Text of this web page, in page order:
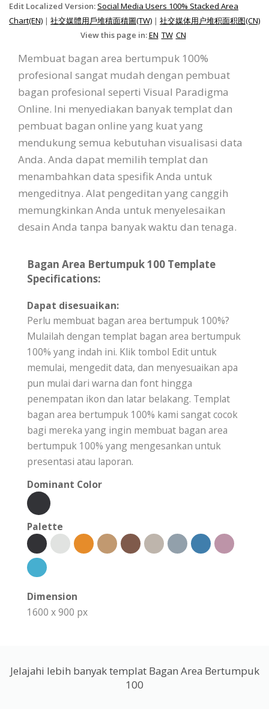
Edit Localized Version: Social Media Users 100% Stacked Area
Chart(EN) | 社交媒體用戶堆積面積圖(TW) | 社交媒体用户堆积面积图(CN)
View this page in:EN TW CN
Membuat bagan area bertumpuk 100%
profesional sangat mudah dengan pembuat
bagan profesional seperti Visual Paradigma
Online. Ini menyediakan banyak templat dan
pembuat bagan online yang kuat yang
mendukung semua kebutuhan visualisasi data
Anda. Anda dapat memilih templat dan
menambahkan data spesifik Anda untuk
mengeditnya. Alat pengeditan yang canggih
memungkinkan Anda untuk menyelesaikan
desain Anda tanpa banyak waktu dan tenaga.
Bagan Area Bertumpuk 100 Template
Specifications:
Dapat disesuaikan:
Perlu membuat bagan area bertumpuk 100%?
Mulailah dengan templat bagan area bertumpuk
100% yang indah ini. Klik tombol Edit untuk
memulai, mengedit data, dan menyesuaikan apa
pun mulai dari warna dan font hingga
penempatan ikon dan latar belakang. Templat
bagan area bertumpuk 100% kami sangat cocok
bagi mereka yang ingin membuat bagan area
bertumpuk 100% yang mengesankan untuk
presentasi atau laporan.
Dominant Color
Palette
Dimension
1600 x 900 px
Jelajahi lebih banyak templat Bagan Area Bertumpuk
100